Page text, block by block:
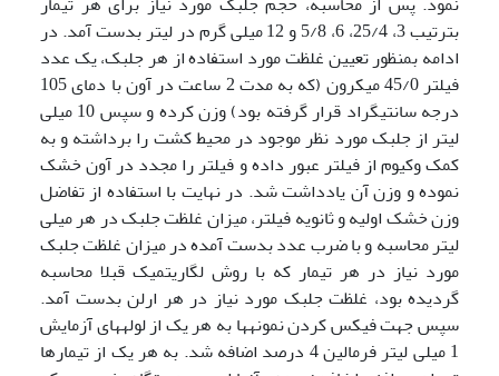
بترتیب 3، 25/4، 6، 5/8 و 12 میلی گرم در لیتر بدست آمد. در
ادامه بمنظور تعیین غلظت مورد استفاده از هر جلبک، یک عدد
فیلتر 45/0 میکرون (که به مدت 2 ساعت در آون با دمای 105
درجه سانتیگراد قرار گرفته بود) وزن کرده و سپس 10 میلی
لیتر از جلبک مورد نظر موجود در محیط کشت را برداشته و به
کمک وکیوم از فیلتر عبور داده و فیلتر را مجدد در آون خشک
نموده و وزن آن یادداشت شد. در نهایت با استفاده از تفاضل
وزن خشک اولیه و ثانویه فیلتر، میزان غلظت جلبک در هر میلی
لیتر محاسبه و با ضرب عدد بدست آمده در میزان غلظت جلبک
مورد نیاز در هر تیمار که با روش لگاریتمیک قبلا محاسبه
گردیده بود، غلظت جلبک مورد نیاز در هر ارلن بدست آمد.
سپس جهت فیکس کردن نمونه­ها به هر یک از لوله­های آزمایش
1 میلی لیتر فرمالین 4 درصد اضافه شد. به هر یک از تیمارها